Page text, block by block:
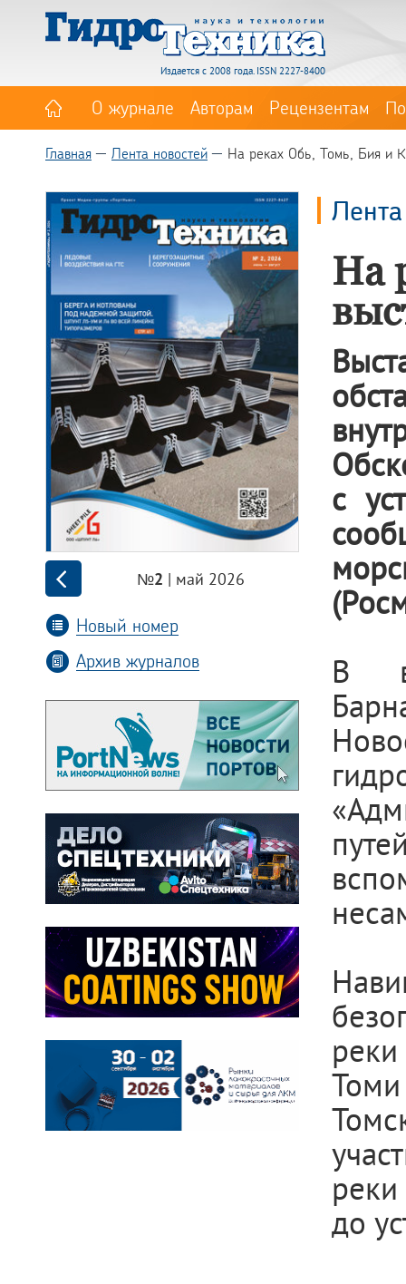
Издается с 2008 года. ISSN 2227-8400
О журнале Авторам Рецензентам
Главная Лента новостей На реках Обь, Томь, Бия и
№2 | май 2026
Новый номер
Архив журналов
На
с
В
Томи
до